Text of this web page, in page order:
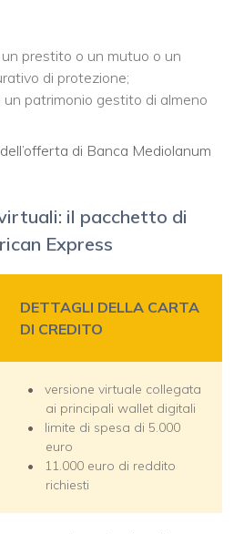
prestito o un mutuo o un
di protezione;
un patrimonio gestito di almeno
di Banca Mediolanum
il pacchetto di
Express
DETTAGLI DELLA CARTA
DI CREDITO
versione virtuale collegata
ai principali wallet digitali
limite di spesa di 5.000
euro
11.000 euro di reddito
richiesti